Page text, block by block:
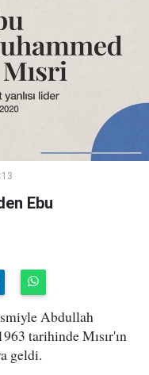
Ebu
Abdullah
tarihinde Mısır'ın
geldi.